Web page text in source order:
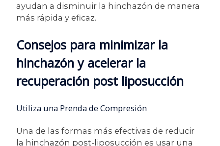
ayudan a disminuir la hinchazón de manera
más rápida y eficaz.
Consejos para minimizar la
hinchazón y acelerar la
recuperación post liposucción
Utiliza una Prenda de Compresión
Una de las formas más efectivas de reducir
la hinchazón post-liposucción es usar una